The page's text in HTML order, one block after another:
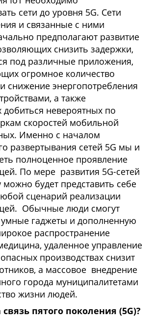
сети до уровня 5G. Сети
и связанные с ними
предполагают развитие
снизить задержки,
под различные приложения,
огромное количество
снижение энергопотребления
а также
невероятных по
скоростей мобильной
Именно с началом
развертывания сетей 5G мы и
полноценное проявление
По мере развития 5G-сетей
будет представить себе
сценарий реализации
Обычные люди смогут
умные гаджеты и дополненную
распространение
удаленное управление
производствах снизит
а массовое внедрение
города муниципалитетами
жизни людей.
пятого поколения (5G)?